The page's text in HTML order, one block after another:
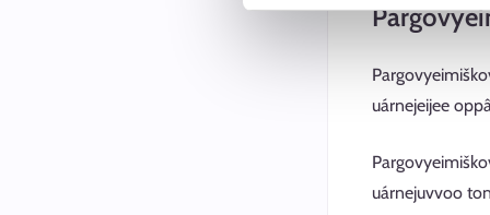
uárnejeijee
uárnejuvvoo